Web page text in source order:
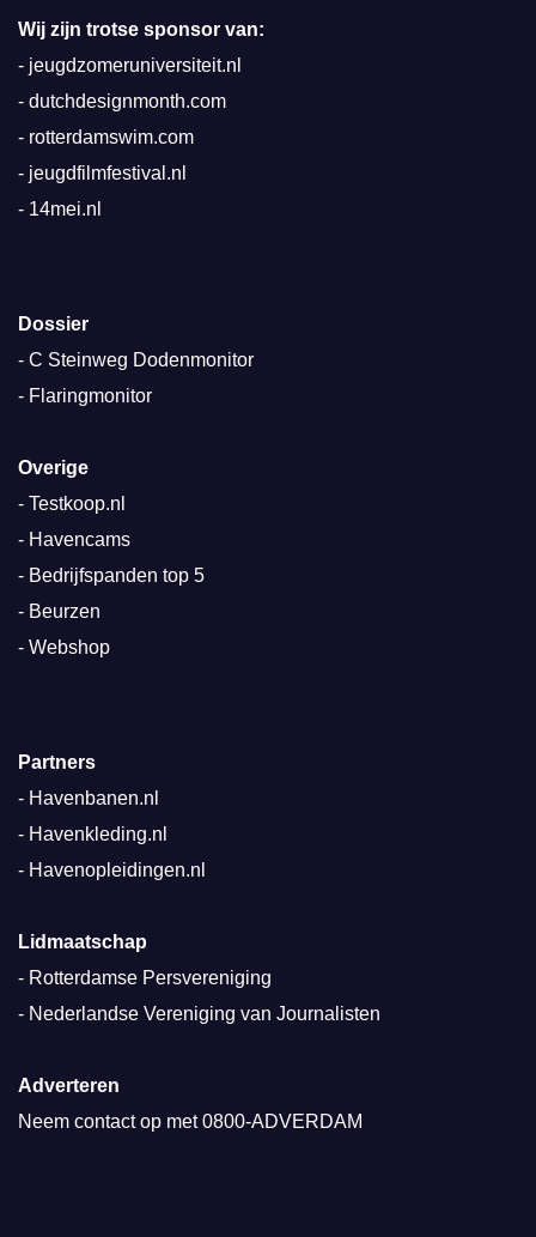
Wij zijn trotse sponsor van:
- jeugdzomeruniversiteit.nl
- dutchdesignmonth.com
- rotterdamswim.com
- jeugdfilmfestival.nl
- 14mei.nl
Dossier
- C Steinweg Dodenmonitor
- Flaringmonitor
Overige
- Testkoop.nl
- Havencams
- Bedrijfspanden top 5
- Beurzen
- Webshop
Partners
- Havenbanen.nl
- Havenkleding.nl
- Havenopleidingen.nl
Lidmaatschap
- Rotterdamse Persvereniging
- Nederlandse Vereniging van Journalisten
Adverteren
Neem contact op met0800-ADVERDAM